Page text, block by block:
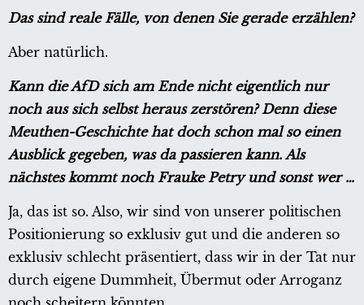
Das sind reale Fälle, von denen Sie gerade erzählen?
Aber natürlich.
Kann die AfD sich am Ende nicht eigentlich nur
noch aus sich selbst heraus zerstören? Denn diese
Meuthen-Geschichte hat doch schon mal so einen
Ausblick gegeben, was da passieren kann. Als
nächstes kommt noch Frauke Petry und sonst wer …
Ja, das ist so. Also, wir sind von unserer politischen
Positionierung so exklusiv gut und die anderen so
exklusiv schlecht präsentiert, dass wir in der Tat nur
durch eigene Dummheit, Übermut oder Arroganz